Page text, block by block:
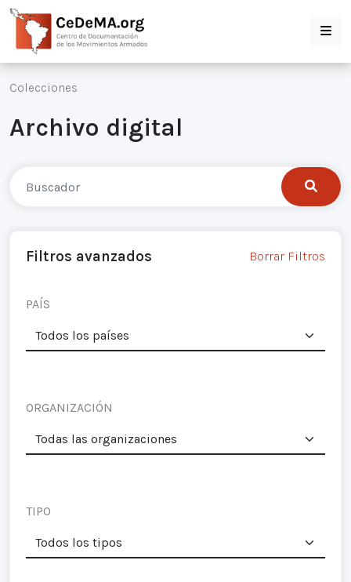
Colecciones
Archivo digital
Filtros avanzados Borrar Filtros
PAÍS
ORGANIZACIÓN
TIPO